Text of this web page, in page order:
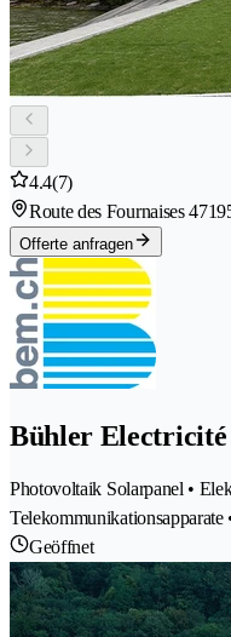
4.4(7)
Route des Fournaises 47
Offerte anfragen
Bühler Electricité
Photovoltaik Solarpanel •
Telekommunikationsapparate
Geöffnet